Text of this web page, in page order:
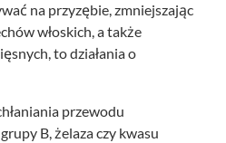
na przyzębie, zmniejszając
włoskich, a także
to działania o
przewodu
B, żelaza czy kwasu